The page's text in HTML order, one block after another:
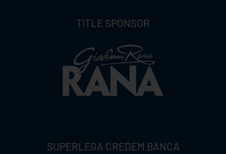
TITLE SPONSOR
SUPERLEGA CREDEM BANCA